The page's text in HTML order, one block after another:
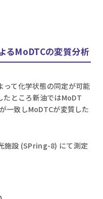
るMoDTCの変質分析
って化学状態の同定が可能
たところ新油ではMoDT
一致しMoDTCが変質した
施設 (SPring-8) にて測定